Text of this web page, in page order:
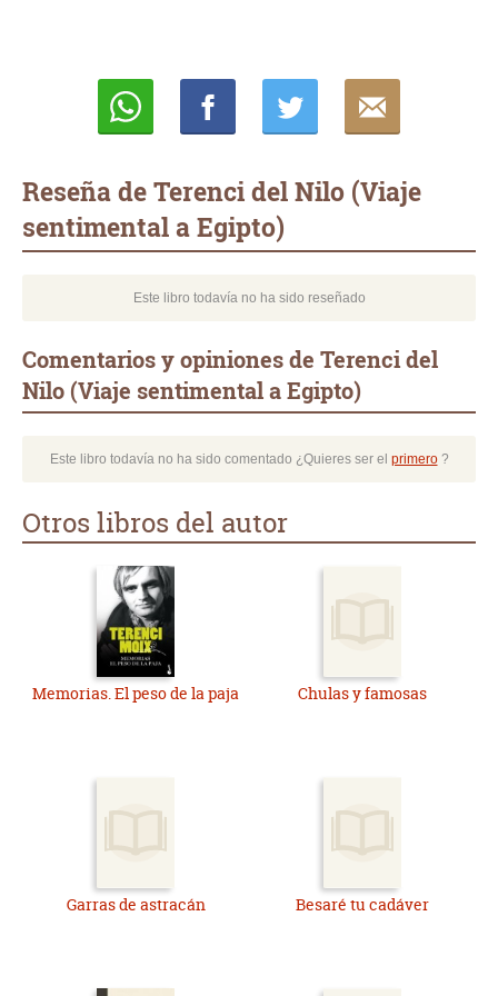
Reseña de Terenci del Nilo (Viaje
sentimental a Egipto)
Este libro todavía no ha sido reseñado
Comentarios y opiniones de Terenci del
Nilo (Viaje sentimental a Egipto)
Este libro todavía no ha sido comentado ¿Quieres ser el primero?
Otros libros del autor
Memorias. El peso de la paja Chulas y famosas
Garras de astracán Besaré tu cadáver